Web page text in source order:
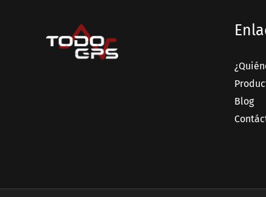
Blog